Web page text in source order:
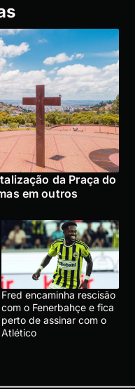
da Praça do
em outros
Fred encaminha rescisão
com o Fenerbahçe e fica
perto de assinar com o
Atlético